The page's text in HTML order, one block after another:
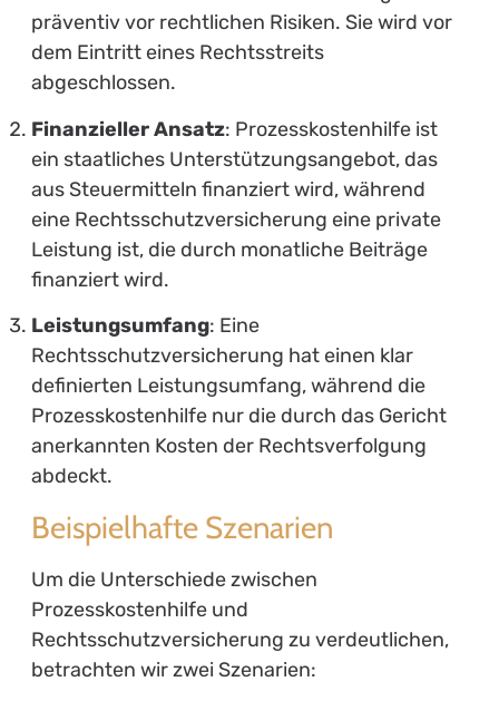
präventiv vor rechtlichen Risiken. Sie wird vor
dem Eintritt eines Rechtsstreits
abgeschlossen.
Finanzieller Ansatz: Prozesskostenhilfe ist
ein staatliches Unterstützungsangebot, das
aus Steuermitteln finanziert wird, während
eine Rechtsschutzversicherung eine private
Leistung ist, die durch monatliche Beiträge
finanziert wird.
Leistungsumfang: Eine
Rechtsschutzversicherung hat einen klar
definierten Leistungsumfang, während die
Prozesskostenhilfe nur die durch das Gericht
anerkannten Kosten der Rechtsverfolgung
abdeckt.
Beispielhafte Szenarien
Um die Unterschiede zwischen
Prozesskostenhilfe und
Rechtsschutzversicherung zu verdeutlichen,
betrachten wir zwei Szenarien: